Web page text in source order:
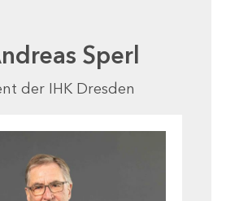
Sperl
der IHK Dresden